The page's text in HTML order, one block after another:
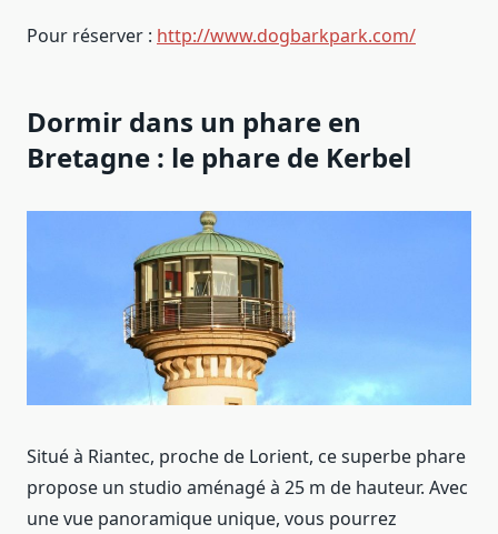
Pour réserver : http://www.dogbarkpark.com/
Dormir dans un phare en
Bretagne : le phare de Kerbel
Situé à Riantec, proche de Lorient, ce superbe phare
propose un studio aménagé à 25 m de hauteur. Avec
une vue panoramique unique, vous pourrez